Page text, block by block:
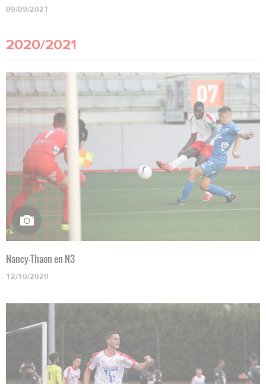
09/09/2021
2020/2021
Nancy-Thaon en N3
12/10/2020